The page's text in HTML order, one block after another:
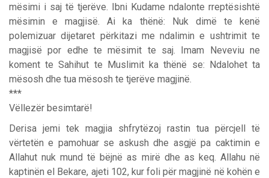
mësimi i saj të tjerëve. Ibni Kudame ndalonte rreptësishtë
mësimin e magjisë. Ai ka thënë: Nuk dimë te kenë
polemizuar dijetaret përkitazi me ndalimin e ushtrimit te
magjisë por edhe te mësimit te saj. Imam Neveviu ne
koment te Sahihut te Muslimit ka thënë se: Ndalohet ta
mësosh dhe tua mësosh te tjerëve magjinë.
***
Vëllezër besimtarë!
Derisa jemi tek magjia shfrytëzoj rastin tua përcjell të
vërtetën e pamohuar se askush dhe asgjë pa caktimin e
Allahut nuk mund të bëjnë as mirë dhe as keq. Allahu në
kaptinën el Bekare, ajeti 102, kur foli për magjinë në kohën e